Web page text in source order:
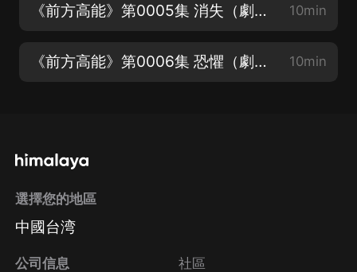
《前方高能》第0005集 消失（劇情1大漢由蘿卜飾演） 10min
《前方高能》第0006集 恐懼（劇情1少女由天才大寳貝飾演） 10min
選擇您的地區
中國台湾
公司信息 社區